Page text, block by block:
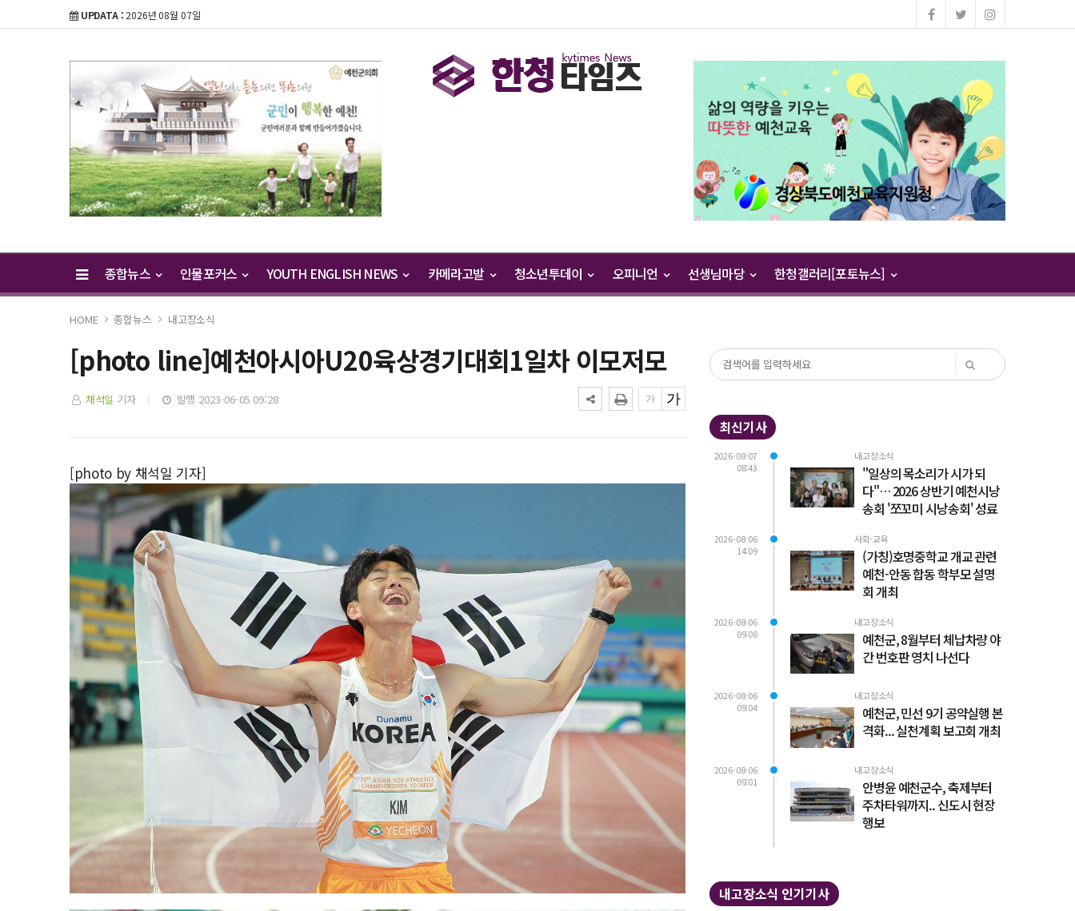
UPDATA : 2026년 08월 07일
종합뉴스 인물포커스 YOUTH ENGLISH NEWS 카메라고발 청소년투데이 오피니언 선생님마당 한청갤러리[포토뉴스]
HOME 종합뉴스 내고장소식
[photo line]예천아시아U20육상경기대회1일차 이모저모
채석일 기자 발행 2023-06-05 09:28
[photo by 채석일 기자]
최신기사
2026-08-07
08:43
내고장소식
"일상의 목소리가 시가 되
다"… 2026 상반기 예천시낭
송회 '쪼꼬미 시낭송회' 성료
2026-08-06
14:09
사회·교육
(가칭)호명중학교 개교 관련
예천-안동 합동 학부모 설명
회 개최
2026-08-06
09:08
내고장소식
예천군, 8월부터 체납차량 야
간 번호판 영치 나선다
2026-08-06
09:04
내고장소식
예천군, 민선 9기 공약실행 본
격화... 실천계획 보고회 개최
2026-08-06
09:01
내고장소식
안병윤 예천군수, 축제부터
주차타워까지.. 신도시 현장
행보
내고장소식 인기기사